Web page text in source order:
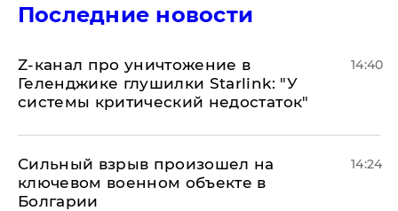
Последние новости
Z-канал про уничтожение в
Геленджике глушилки Starlink: "У
системы критический недостаток"
14:40
Сильный взрыв произошел на
ключевом военном объекте в
Болгарии
14:24